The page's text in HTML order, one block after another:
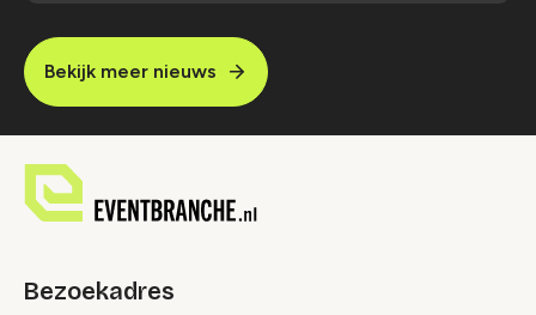
Bekijk meer nieuws
Bezoekadres